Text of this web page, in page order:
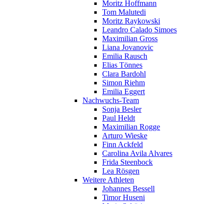
Moritz Hoffmann
Tom Malutedi
Moritz Raykowski
Leandro Calado Simoes
Maximilian Gross
Liana Jovanovic
Emilia Rausch
Elias Tönnes
Clara Bardohl
Simon Riehm
Emilia Eggert
Nachwuchs-Team
Sonja Besler
Paul Heldt
Maximilian Rogge
Arturo Wieske
Finn Ackfeld
Carolina Avila Alvares
Frida Steenbock
Lea Rösgen
Weitere Athleten
Johannes Bessell
Timor Huseni